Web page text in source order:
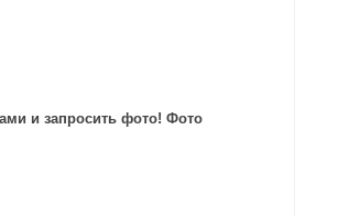
и запросить фото! Фото